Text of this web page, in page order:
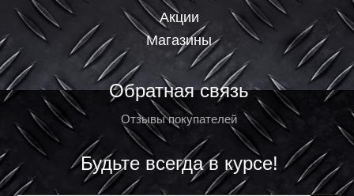
Акции
Магазины
Обратная связь
Отзывы покупателей
Будьте всегда в курсе!